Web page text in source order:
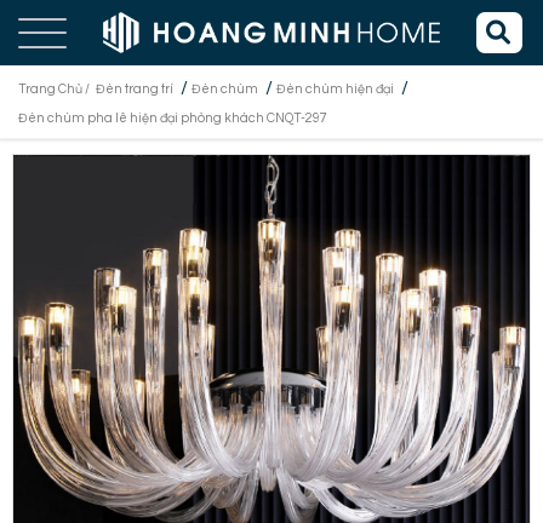
Trang Chủ / Đèn trang trí / Đèn chùm / Đèn chùm hiện đại /
Đèn chùm pha lê hiện đại phòng khách CNQT-297